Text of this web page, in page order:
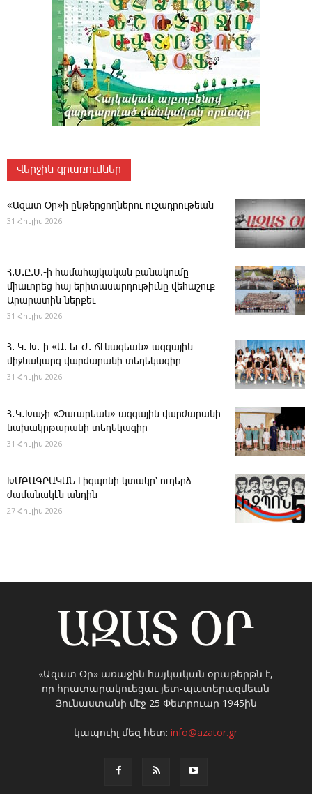
Վերջին գրառումներ
«Ազատ Օր»ի ընթերցողներու ուշադրութեան
31 Հուլիս 2026
Հ.Մ.Ը.Մ.-ի համահայկական բանակումը
միաւորեց հայ երիտասարդութիւնը վեհաշուք
Արարատին ներքեւ
31 Հուլիս 2026
Հ. Կ. Խ.-ի «Ա. եւ Ժ. ­Ճէնազեան» ազգային
միջնակարգ վարժարանի տեղեկագիր
31 Հուլիս 2026
Հ․Կ․Խաչի «Զաւարեան» ազգային վարժարանի
նախակրթարանի տեղեկագիր
31 Հուլիս 2026
ԽՄԲԱԳՐԱԿԱՆ ­Լիզպոնի կտակը՝ ուղերձ
ժամանակէն անդին
27 Հուլիս 2026
«Ազատ Օր» առաջին հայկական օրաթերթն է,
որ հրատարակուեցաւ յետ-պատերազմեան
Յունաստանի մէջ 25 Փետրուար 1945ին
կապուիլ մեզ հետ:info@azator.gr